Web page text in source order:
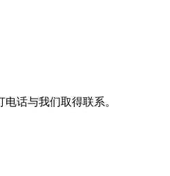
话与我们取得联系。